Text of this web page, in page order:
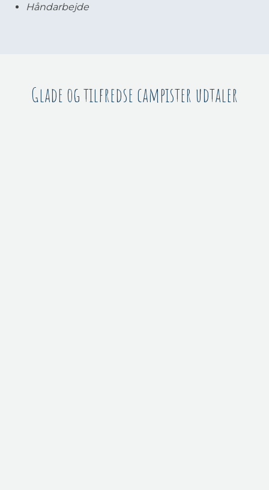
Håndarbejde
Glade og tilfredse campister udtaler​